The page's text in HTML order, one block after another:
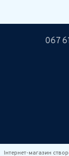
067
Інтернет-магазин